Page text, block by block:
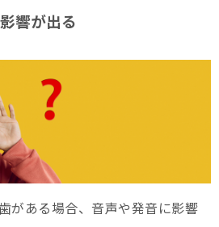
響が出る
がある場合、音声や発音に影響